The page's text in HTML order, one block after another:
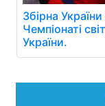
Збірна
Чемпіонаті
України.